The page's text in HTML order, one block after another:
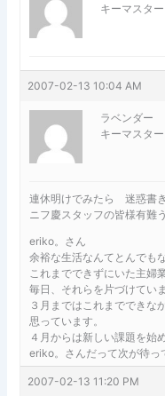
キーマスター
2007-02-13 10:04 AM
ラベンダー
キーマスター
連休明けでみたら 迷惑書
ニフ慶スタッフの皆様有難
eriko。さん
余裕な生活なんてとんでも
これまでできずにいた主婦
毎日、それらを片づけていま
３月まではこれまでできな
思っています。
４月からは新しい課題を始
eriko。さんだって次が待っ
2007-02-13 11:20 PM